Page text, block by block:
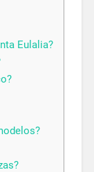
Eulalia?